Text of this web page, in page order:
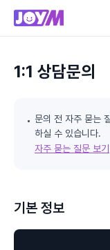
1:1 상담문의
문의 전 자주 묻는
하실 수 있습니다.
자주 묻는 질문 보기
기본 정보